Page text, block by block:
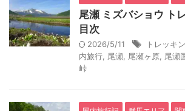
尾瀬 ミズバショウ ト
目次
2026/5/11 トレッキ
内旅行 尾瀬 尾瀬ヶ原 尾瀬
峠